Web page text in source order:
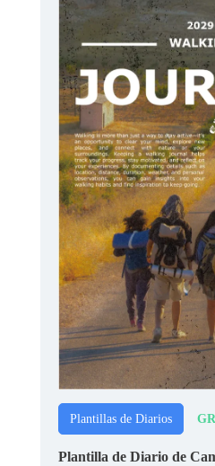
Plantillas de Diarios
Plantilla de Diario de